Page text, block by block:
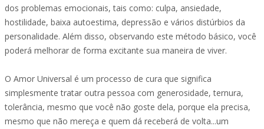
dos problemas emocionais, tais como: culpa, ansiedade,
hostilidade, baixa autoestima, depressão e vários distúrbios da
personalidade. Além disso, observando este método básico, você
poderá melhorar de forma excitante sua maneira de viver.
O Amor Universal é um processo de cura que significa
simplesmente tratar outra pessoa com generosidade, ternura,
tolerância, mesmo que você não goste dela, porque ela precisa,
mesmo que não mereça e quem dá receberá de volta...um